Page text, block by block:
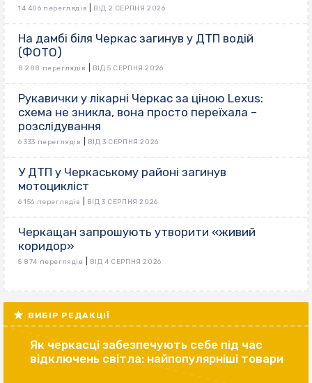
14 406 переглядів ВІД 2 СЕРПНЯ 2026
На дамбі біля Черкас загинув у ДТП водій
(ФОТО)
8 288 переглядів ВІД 5 СЕРПНЯ 2026
Рукавички у лікарні Черкас за ціною Lexus:
схема не зникла, вона просто переїхала –
розслідування
6 333 переглядів ВІД 3 СЕРПНЯ 2026
У ДТП у Черкаському районі загинув
мотоцикліст
6 156 переглядів ВІД 3 СЕРПНЯ 2026
Черкащан запрошують утворити «живий
коридор»
5 874 переглядів ВІД 4 СЕРПНЯ 2026
ВИБІР РЕДАКЦІЇ
Як черкасці забезпечують себе під час
відключень світла: найпопулярніші товари